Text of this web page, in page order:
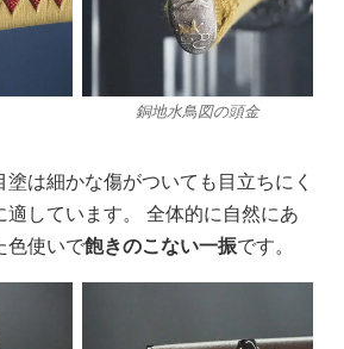
銅地水鳥図の頭金
塗は細かな傷がついても目立ちにく
適しています。 全体的に自然にあ
色使いで飽きのこない一振です。